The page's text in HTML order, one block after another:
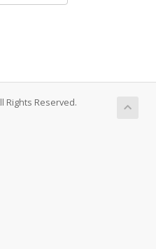
Rights Reserved.